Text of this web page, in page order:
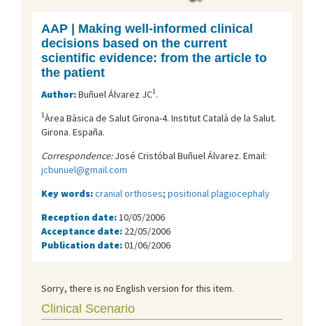
AAP | Making well-informed clinical
decisions based on the current
scientific evidence: from the article to
the patient
Author:Buñuel Álvarez JC1.
1Àrea Bàsica de Salut Girona-4. Institut Català de la Salut.
Girona. España.
Correspondence:José Cristóbal Buñuel Álvarez. Email:
jcbunuel@gmail.com
Key words:cranial orthoses; positional plagiocephaly
Reception date: 10/05/2006
Acceptance date: 22/05/2006
Publication date:01/06/2006
Sorry, there is no English version for this item.
Clinical Scenario